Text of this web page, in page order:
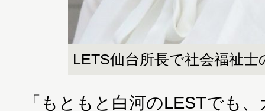
LETS仙台所長で社会福祉士
「もともと白河のLESTでも